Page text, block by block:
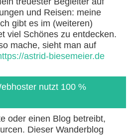
und Reisen: meine
gibt es im (weiteren)
viel Schönes zu entdecken.
mache, sieht man auf
astrid-biesemeier.de
nutzt 100 %
oder einen Blog betreibt,
Dieser Wanderblog